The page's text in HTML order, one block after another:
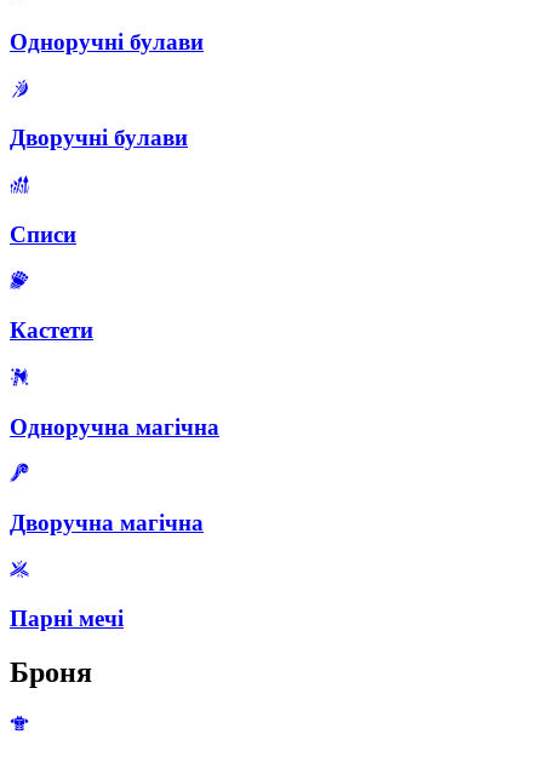
Одноручні булави
Дворучні булави
Списи
Кастети
Одноручна магічна
Дворучна магічна
Парні мечі
Броня